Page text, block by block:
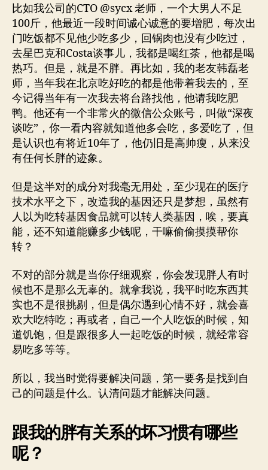
比如我公司的CTO @sycx 老师，一个大男人不足
100斤，他最近一段时间诚心诚意的要增肥，每次出
门吃饭都不见他少吃多少，回锅肉也没有少吃过，
去星巴克和Costa谈事儿，我都是喝红茶，他都是喝
热巧。但是，就是不胖。再比如，我的老友韩磊老
师，当年我在北京吃好吃的都是他带着我去的，至
今记得当年有一次我去将台路找他，他请我吃肥
鸭。他还有一个非常火的微信公众账号，叫做“深夜
谈吃”，你一看内容就知道他多会吃，多爱吃了，但
是认识也有将近10年了，他仍旧是高帅瘦，从来没
有任何长胖的迹象。
但是这半对的成分对我毫无用处，至少现在的医疗
技术水平之下，改造我的基因还只是梦想，虽然有
人以为吃转基因食品就可以转人类基因，唉，要真
能，还不知道能赚多少钱呢，干嘛偷偷摸摸帮你
转？
不对的部分就是当你仔细观察，你会发现胖人有时
候也不是那么无辜的。就拿我说，我平时吃东西其
实也不是很挑剔，但是偶尔遇到心情不好，就会喜
欢大吃特吃；再或者，自己一个人吃饭的时候，知
道饥饱，但是跟很多人一起吃饭的时候，就经常容
易吃多等等。
所以，我当时觉得要解决问题，第一要务是找到自
己的问题是什么。认清问题才能解决问题。
跟我的胖有关系的坏习惯有哪些
呢？